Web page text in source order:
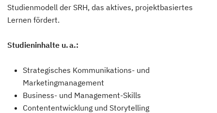
Studienmodell der SRH, das aktives, projektbasiertes
Lernen fördert.
Studieninhalte u. a.:
Strategisches Kommunikations- und
Marketingmanagement
Business- und Management-Skills
Contententwicklung und Storytelling